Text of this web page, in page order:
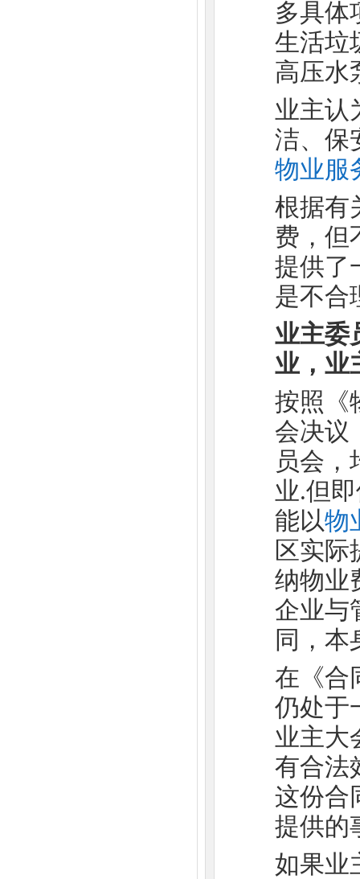
多具体
生活垃
高压水
业主认
洁、保
物业服
根据有
费，但
提供了
是不合
业主委
业，业
按照《
会决议
员会
业.但
能以物
区实际
纳物业
企业与
同，本
在《合
仍处于
业主大
有合法
这份合
提供的
如果业